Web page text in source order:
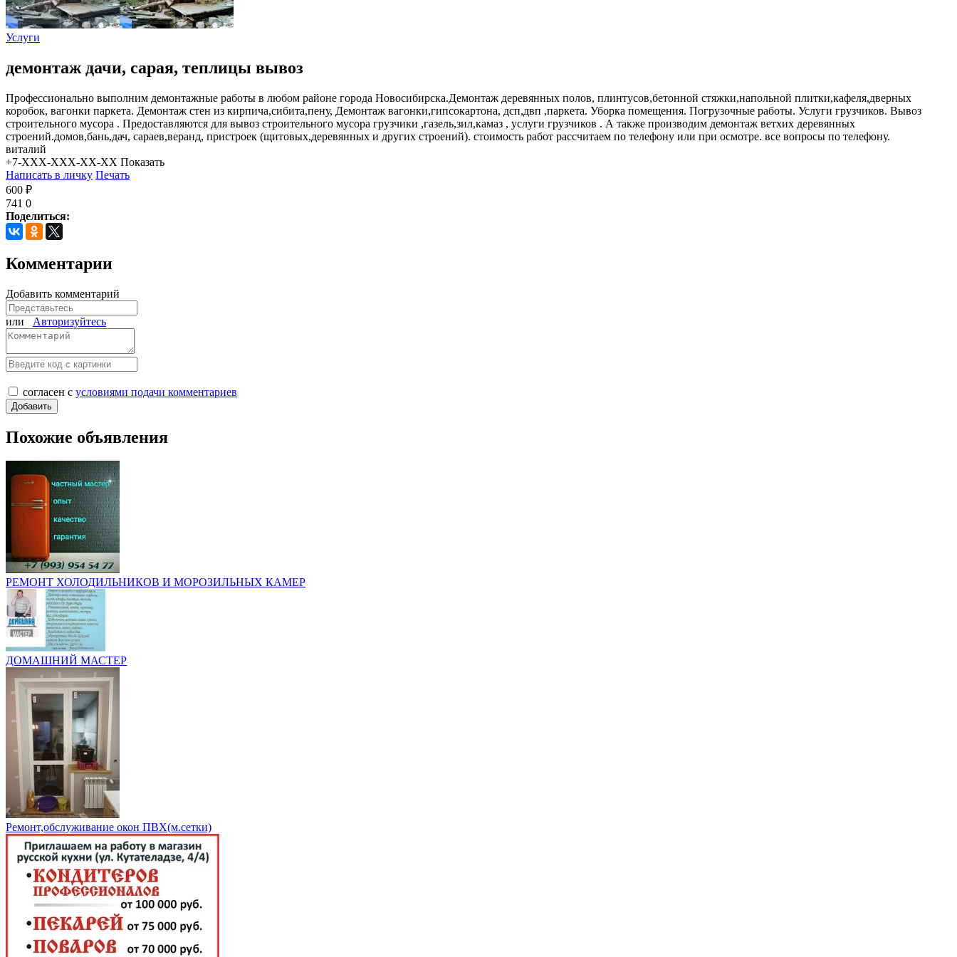
Услуги
демонтаж дачи, сарая, теплицы вывоз
Профессионально выполним демонтажные работы в любом районе города Новосибирска.Демонтаж деревянных полов, плинтусов,бетонной стяжки,напольной плитки,кафеля,дверных
коробок, вагонки паркета. Демонтаж стен из кирпича,сибита,пену, Демонтаж вагонки,гипсокартона, дсп,двп ,паркета. Уборка помещения. Погрузочные работы. Услуги грузчиков. Вывоз
строительного мусора . Предоставляются для вывоз строительного мусора грузчики ,газель,зил,камаз , услуги грузчиков . А также производим демонтаж ветхих деревянных
строений.домов,бань,дач, сараев,веранд, пристроек (щитовых,деревянных и других строений). стоимость работ рассчитаем по телефону или при осмотре. все вопросы по телефону.
виталий
+7-XXX-XXX-XX-XX Показать
Написать в личку Печать
600 ₽
741 0
Поделиться:
Комментарии
Добавить комментарий
или Авторизуйтесь
согласен с условиями подачи комментариев
Похожие объявления
РЕМОНТ ХОЛОДИЛЬНИКОВ И МОРОЗИЛЬНЫХ КАМЕР
ДОМАШНИЙ МАСТЕР
Ремонт,обслуживание окон ПВХ(м.сетки)